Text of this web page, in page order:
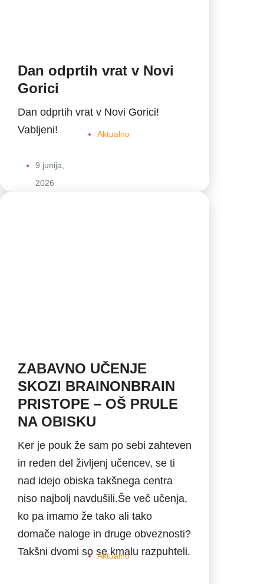
Dan odprtih vrat v Novi
Gorici
Dan odprtih vrat v Novi Gorici!
Vabljeni!
9 junija,
2026
Aktualno
ZABAVNO UČENJE
SKOZI BRAINONBRAIN
PRISTOPE – OŠ PRULE
NA OBISKU
Ker je pouk že sam po sebi zahteven
in reden del življenj učencev, se ti
nad idejo obiska takšnega centra
niso najbolj navdušili.Še več učenja,
ko pa imamo že tako ali tako
domače naloge in druge obveznosti?
Takšni dvomi so se kmalu razpuhteli.
Aktualno